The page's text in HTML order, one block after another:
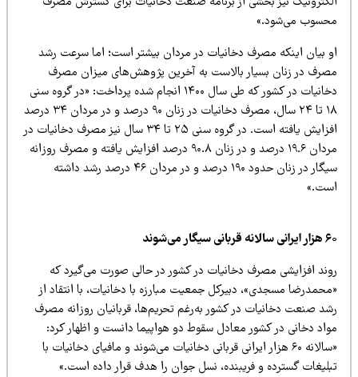
می‌شود.»
بیان اینکه مصرف دخانیات در مردان بیشتر است؛ اما سرعت رشد
در زنان بسیار بالاست به آخرین پژوهش‌های میزان مصرف
دخانیات در کشور که طی سال ۱۴۰۰ انجام شده پرداخت: «در گروه سنی
۱۸ تا ۲۴ سال، مصرف دخانیات در زنان ۹۰ درصد و در مردان ۳۴ درصد
افزایش یافته است. در گروه سنی ۲۵ تا ۳۴ سال نیز مصرف دخانیات در
مردان ۱۹.۶ درصد و در زنان ۹۰.۸ درصد افزایش یافته و مصرف روزانه
سیگار در زنان حدود ۱۹۰ درصد و در مردان ۴۶ درصد رشد داشته
افزایشی مصرف دخانیات در کشور در حالی صورت می‌گیرد که
مسجدی»، دبیرکل جمعیت مبارزه با دخانیات، با انتقاد از
صنعت دخانیات در کشور به‌رغم تحریم‌ها، قربانیان روزانه مصرف
دخانی در کشور معادل سقوط دو هواپیما دانست و اظهار کرد:
«سالانه ۶۰ هزار ایرانی قربانی دخانیات می‌شوند و مافیای دخانیات با
گسترده و فریبنده، نسل جوان را هدف قرار داده است.»